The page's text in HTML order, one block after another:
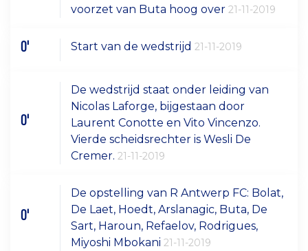
voorzet van Buta hoog over21-11-2019
0' Start van de wedstrijd21-11-2019
0'
De wedstrijd staat onder leiding van
Nicolas Laforge, bijgestaan door
Laurent Conotte en Vito Vincenzo.
Vierde scheidsrechter is Wesli De
Cremer.21-11-2019
0'
De opstelling van R Antwerp FC: Bolat,
De Laet, Hoedt, Arslanagic, Buta, De
Sart, Haroun, Refaelov, Rodrigues,
Miyoshi Mbokani21-11-2019